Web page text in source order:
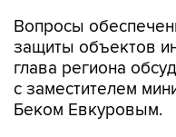
Вопросы
защиты объектов
глава региона
с заместителем
Беком Евкуровым.